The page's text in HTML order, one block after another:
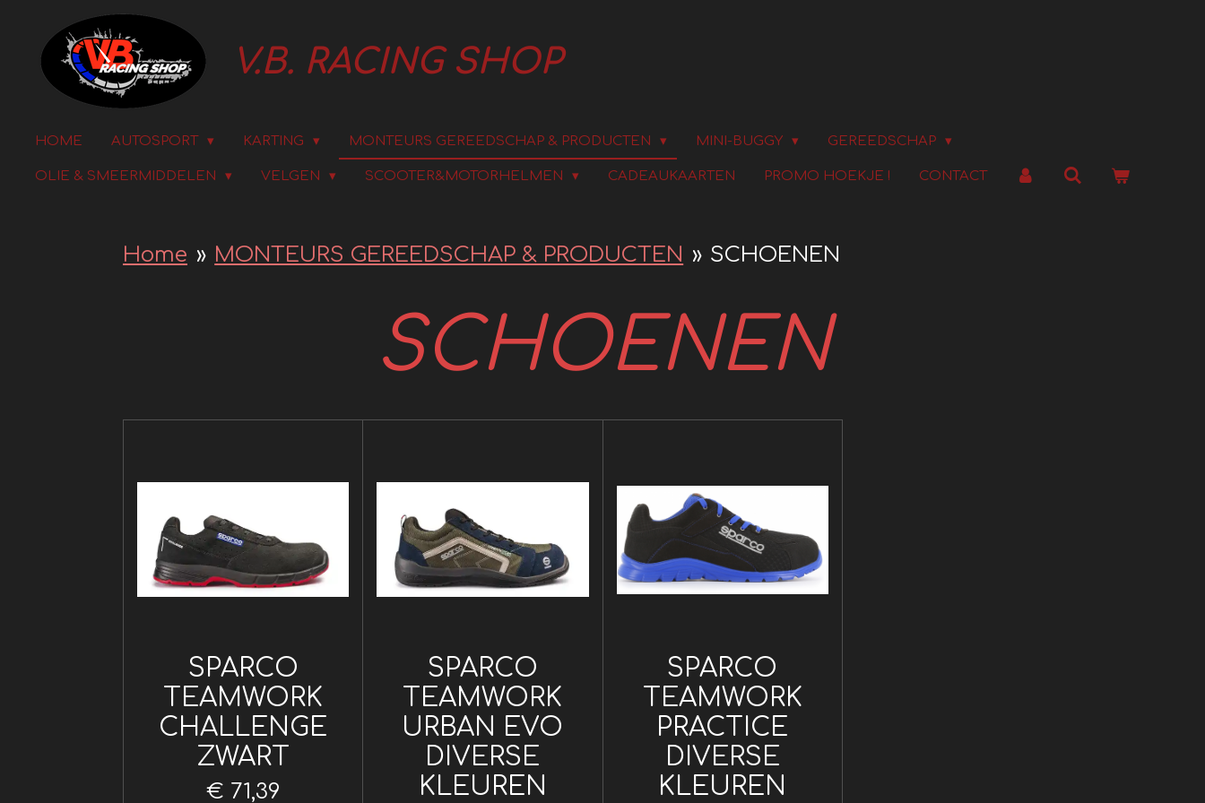
direct
hoofdinhoud
V.B. RACING SHOP
HOME AUTOSPORT KARTING MONTEURS GEREEDSCHAP & PRODUCTEN MINI-BUGGY GEREEDSCHAP
OLIE & SMEERMIDDELEN VELGEN SCOOTER&MOTORHELMEN CADEAUKAARTEN PROMO HOEKJE ! CONTACT
Home » MONTEURS GEREEDSCHAP & PRODUCTEN » SCHOENEN
SCHOENEN
SPARCO
TEAMWORK
CHALLENGE
ZWART
€ 71,39
SPARCO
TEAMWORK
URBAN EVO
DIVERSE
KLEUREN
SPARCO
TEAMWORK
PRACTICE
DIVERSE
KLEUREN